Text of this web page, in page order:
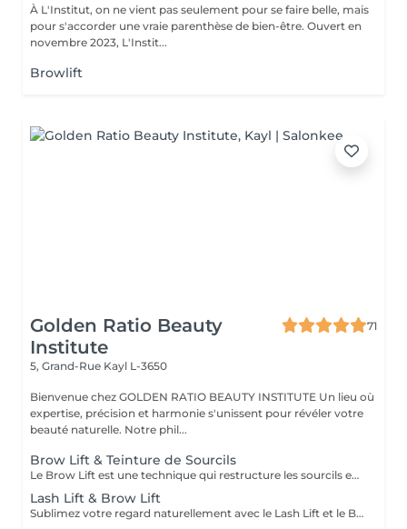
À L'Institut, on ne vient pas seulement pour se faire belle, mais
pour s'accorder une vraie parenthèse de bien-être. Ouvert en
novembre 2023, L'Instit...
Browlift
Golden Ratio Beauty
Institute
71
5, Grand-Rue Kayl L-3650
Bienvenue chez GOLDEN RATIO BEAUTY INSTITUTE Un lieu où
expertise, précision et harmonie s'unissent pour révéler votre
beauté naturelle. Notre phil...
Brow Lift & Teinture de Sourcils
Le Brow Lift est une technique qui restructure les sourcils en redressant les poils vers le haut pour un effet fourni, soigné et naturellement lifté. Combiné à la teinture, il intensifie la couleur et redéfinit la ligne. Résultat : des sourcils disciplinés, plus denses et parfaitement dessinés. Tenue : 4 à 6 semaines selon la repousse. Idéal pour : un regard structuré, sans maquillage. Des sourcils élégants et expressifs, en toute simplicité.
Lash Lift & Brow Lift
Sublimez votre regard naturellement avec le Lash Lift et le Brow Lift : deux soins complémentaires pour un effet soigné, frais et élégant. Lash Lift : recourbe les cils dès la racine pour un effet allongeant sans mascara. Brow Lift : restructure les sourcils pour un look fourni, discipliné et lifté. Option teinture incluse pour intensifier couleur et définition. Tenue : 4 à 8 semaines. Résultat : un regard ouvert, structuré et naturel sans maquillage quotidien.